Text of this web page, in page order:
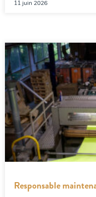
11 juin 2026
Responsable